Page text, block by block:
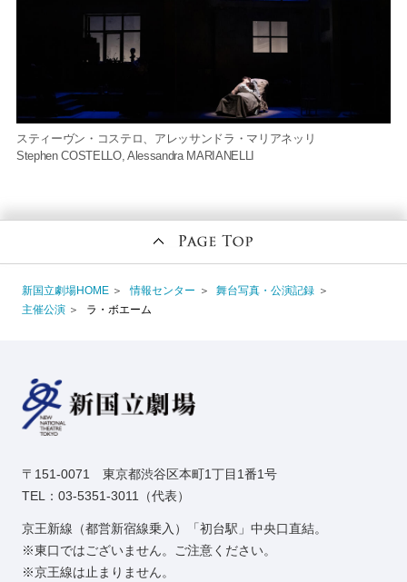
スティーヴン・コステロ、アレッサンドラ・マリアネッリ
Stephen COSTELLO, Alessandra MARIANELLI
新国立劇場HOME 情報センター
舞台写真・公演記録
主催公演
ラ・ボエーム
〒151-0071 東京都渋谷区本町1丁目1番1号
TEL：03-5351-3011（代表）
京王新線（都営新宿線乗入）「初台駅」中央口直結。
東口ではございません。ご注意ください。
京王線は止まりません。